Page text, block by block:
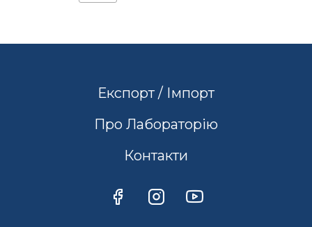
Експорт / Імпорт
Про Лабораторію
Контакти